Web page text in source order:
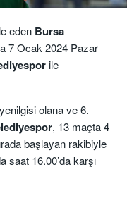
eden Bursa
7 Ocak 2024 Pazar
ile
olana ve 6.
, 13 maçta 4
başlayan rakibiyle
saat 16.00’da karşı